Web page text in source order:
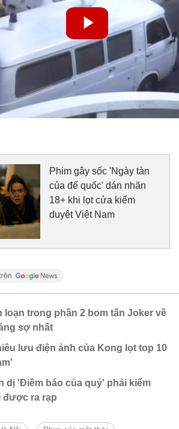
Phim gây sốc 'Ngày tàn
của đế quốc' dán nhãn
18+ khi lọt cửa kiểm
duyệt Việt Nam
loạn trong phần 2 bom tấn Joker về
sợ nhất
lưu điện ảnh của Kong lọt top 10
dị 'Điềm báo của quỷ' phải kiểm
được ra rạp